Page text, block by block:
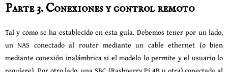
Parte 3. Conexiones y control remoto
Tal y como se ha establecido en esta guía. Debemos tener por un lado,
un NAS conectado al router mediante un cable ethernet (o bien
mediante conexión inalámbrica si el modelo lo permite y el usuario lo